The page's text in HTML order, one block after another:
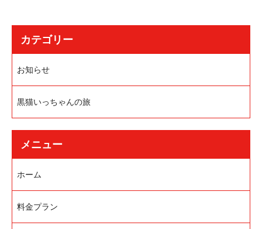
カテゴリー
お知らせ
黒猫いっちゃんの旅
メニュー
ホーム
料金プラン